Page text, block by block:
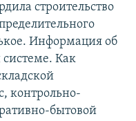
строительство
Информация об
Как
контрольно-
бытовой